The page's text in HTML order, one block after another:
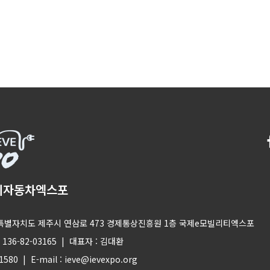
동차엑스포
자치도 제주시 연삼로 473 경제통상진흥원 1층 국제e모빌리티엑스포
136-82-03165 | 대표자 : 김대환
| E-mail : ieve@ievexpo.org